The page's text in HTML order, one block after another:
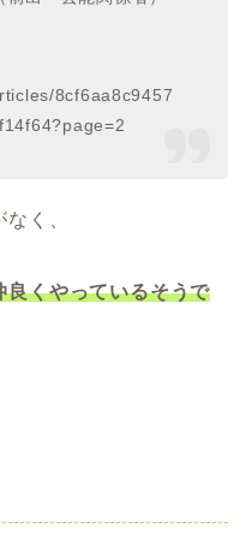
8cf6aa8c9457
く、
良くやっているそうで